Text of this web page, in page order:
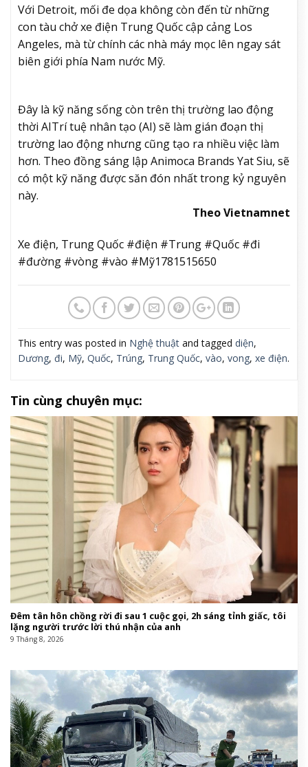
Với Detroit, mối đe dọa không còn đến từ những
con tàu chở xe điện Trung Quốc cập cảng Los
Angeles, mà từ chính các nhà máy mọc lên ngay sát
biên giới phía Nam nước Mỹ.
Đây là kỹ năng sống còn trên thị trường lao động
thời AITrí tuệ nhân tạo (AI) sẽ làm gián đoạn thị
trường lao động nhưng cũng tạo ra nhiều việc làm
hơn. Theo đồng sáng lập Animoca Brands Yat Siu, sẽ
có một kỹ năng được săn đón nhất trong kỷ nguyên
này.
Theo Vietnamnet
Xe điện, Trung Quốc #điện #Trung #Quốc #đi
#đường #vòng #vào #Mỹ1781515650
This entry was posted in Nghệ thuật and tagged diện,
Dương, đi, Mỹ, Quốc, Trúng, Trung Quốc, vào, vong, xe điện.
Tin cùng chuyên mục:
Đêm tân hôn chồng rời đi sau 1 cuộc gọi, 2h sáng tỉnh giấc, tôi
lặng người trước lời thú nhận của anh
9 Tháng 8, 2026